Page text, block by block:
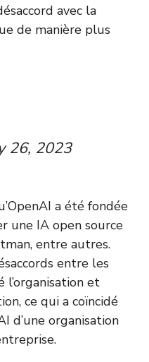
avec la
de manière plus
26, 2023
a été fondée
une IA open source
entre autres.
entre les
et
ce qui a coïncidé
d’une organisation